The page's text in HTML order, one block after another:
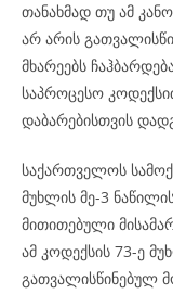
თანახმად თუ ამ
არ არის
მხარეებს
საპროცესო
დაბარებისთვის
საქართველოს
მუხლის მე-3
მითითებული
ამ კოდექსის 73-ე
გათვალისწინებულ